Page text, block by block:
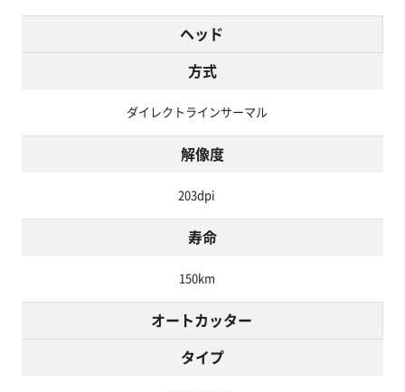
ヘッド
方式
ダイレクトラインサーマル
解像度
203dpi
寿命
150km
オートカッター
タイプ